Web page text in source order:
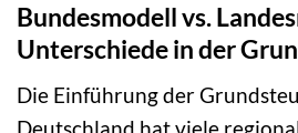
Bundesmodell vs.
Unterschiede in der
Die Einführung der
Deutschland hat viele